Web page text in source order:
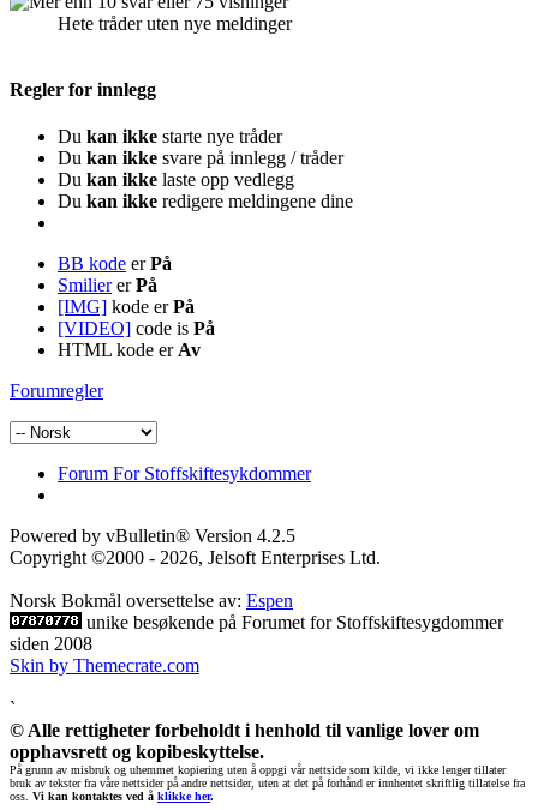
Hete tråder uten nye meldinger
Regler for innlegg
Du kan ikke starte nye tråder
Du kan ikke svare på innlegg / tråder
Du kan ikke laste opp vedlegg
Du kan ikke redigere meldingene dine
BB kode erPå
SmiliererPå
[IMG] kode erPå
[VIDEO] code is På
HTML kode er Av
Forumregler
Forum For Stoffskiftesykdommer
Powered by vBulletin® Version 4.2.5
Copyright ©2000 - 2026, Jelsoft Enterprises Ltd.
Norsk Bokmål oversettelse av: Espen
unike besøkende på Forumet for Stoffskiftesygdommer
siden 2008
Skin by Themecrate.com
`
© Alle rettigheter forbeholdt i henhold til vanlige lover om
opphavsrett og kopibeskyttelse.
På grunn av misbruk og uhemmet kopiering uten å oppgi vår nettside som kilde, vi ikke lenger tillater
bruk av tekster fra våre nettsider på andre nettsider, uten at det på forhånd er innhentet skriftlig tillatelse fra
oss. Vi kan kontaktes ved å klikke her.